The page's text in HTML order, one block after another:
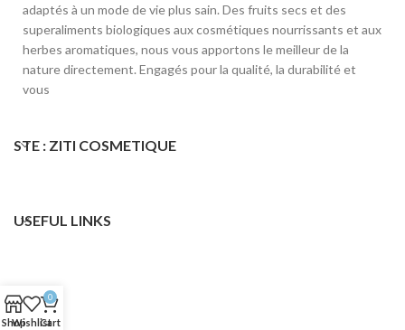
adaptés à un mode de vie plus sain. Des fruits secs et des
superaliments biologiques aux cosmétiques nourrissants et aux
herbes aromatiques, nous vous apportons le meilleur de la
nature directement. Engagés pour la qualité, la durabilité et
vous
STE : ZITI COSMETIQUE
USEFUL LINKS
ShopWishlist
0
Cart